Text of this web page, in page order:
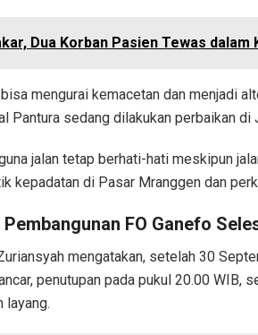
Dua Korban Pasien Tewas
mengurai kemacetan dan menjadi
Pantura sedang dilakukan perbaikan di
jalan tetap berhati-hati meskipun
kepadatan di Pasar Mranggen dan
FO Ganefo
mengatakan, setelah 30
penutupan pada pukul 20.00 WIB,
layang.